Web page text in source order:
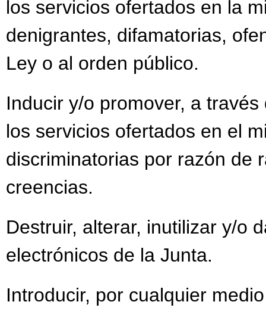
los servicios ofertados en la
denigrantes, difamatorias,
Ley o al orden público.
Inducir y/o promover, a
los servicios ofertados en el
discriminatorias por razón de
creencias.
Destruir, alterar, inutilizar y/o
electrónicos de la Junta.
Introducir, por cualquier